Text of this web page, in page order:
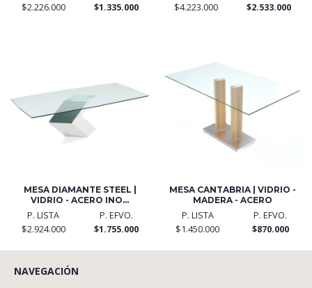
$2.226.000
$1.335.000
$4.223.000
$2.533.000
MESA DIAMANTE STEEL |
VIDRIO - ACERO INO...
P. LISTA
$2.924.000
P. EFVO.
$1.755.000
MESA CANTABRIA | VIDRIO -
MADERA - ACERO
P. LISTA
$1.450.000
P. EFVO.
$870.000
NAVEGACIÓN